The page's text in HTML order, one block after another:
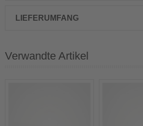
LIEFERUMFANG
Verwandte Artikel